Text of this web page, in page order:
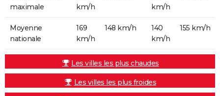
maximale
km/h
km/h
Moyenne
nationale
169
km/h
148 km/h
140
km/h
155 km/h
Les villes les plus chaudes
Les villes les plus froides